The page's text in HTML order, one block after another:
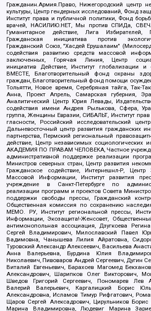
Гражданин.Армия.Право, Нижегородский центр
культуры, Центр гендерных исследований, Фонд
Институт права и публичной политики, Фонд
врачей, НАСИЛИЮ.НЕТ, Мы против СПИДа,
Гуманитарное действие, Лига Избирателей,
Гражданская инициатива против
Гражданский Союз, "Хасдей Ерушалаим"
содействия развитию средств массовой
заключенных, Горячая Линия, Центр
инициатив Действие, Институт глобализации
ВМЕСТЕ, Благотворительный фонд охраны
граждан, Благотворительный фонд помощи
Тольятти, Новое время, Серебряная тайга, Так-
Анна, Проект Апрель, Самарская губерния,
Аналитический Центр Юрия Левады,
содействия имени Андрея Рылькова, Сфера,
группа, Женщины Евразии, СИБАЛЬТ, Институт
гласности, Российский исследовательский
Дальневосточный центр развития гражданских
партнерства, Пермский региональный
действие, Центр независимых социологических
АКАДЕМИЯ ПО ПРАВАМ ЧЕЛОВЕКА, Частное
административной поддержке реализации
Министров северных стран, Центр развития
Гражданское содействие, Интернешнл-Р,
Массовой Информации, Институт развития
учреждение в Санкт-Петербурге по
реализации программ и проектов Совета
поддержки свободы прессы, Гражданский
Общественная комиссия по сохранению
МЕМО. РУ, Институт региональной прессы,
Информации, Экозащита!-Женсовет,
антимонопольная ассоциация, Дзугкоева
Сергей Владимирович, Милославский Павел
Вадимовна, Чанышева Лилия Айратовна,
Туровский Александр Алексеевич, Васильева
Анна Валерьевна, Бурдина Юлия
Николаевич, Пивоваров Андрей Сергеевич, Дугин
Виталий Евгеньевич, Барахоев Магомед
Александрович, Шарипков Олег Викторович,
Шведов Григорий Сергеевич, Пономарев Лев
Валерий Валерьевич, Каргалицкий Борис
Александровна, Исламов Тимур Рифгатович,
Щаров Сергей Алексадрович, Цирульников Борис
Марина Владимировна, Людевиг Марина